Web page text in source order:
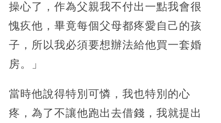
操心了，作為父親我不付出一點我會很
愧疚他，畢竟每個父母都疼愛自己的孩
子，所以我必須要想辦法給他買一套婚
房。」
當時他說得特別可憐，我也特別的心
疼，為了不讓他跑出去借錢，我就提出